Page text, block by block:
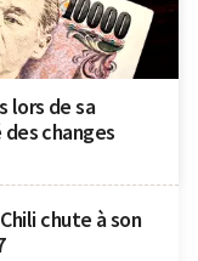
lors de sa
changes
chute à son